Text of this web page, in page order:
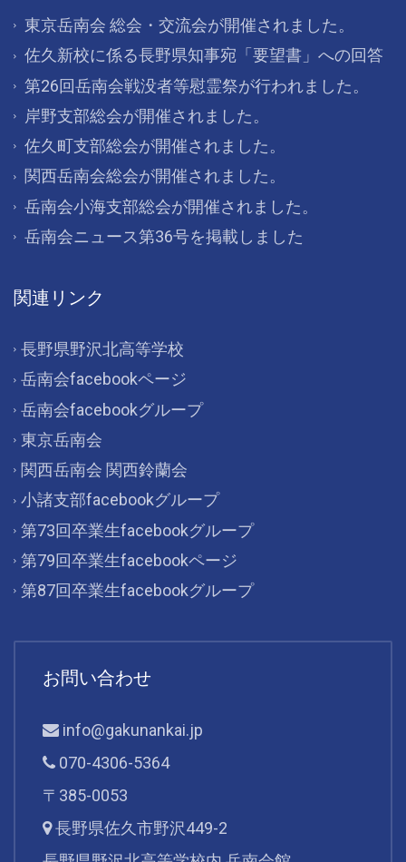
東京岳南会 総会・交流会が開催されました。
佐久新校に係る長野県知事宛「要望書」への回答
第26回岳南会戦没者等慰霊祭が行われました。
岸野支部総会が開催されました。
佐久町支部総会が開催されました。
関西岳南会総会が開催されました。
岳南会小海支部総会が開催されました。
岳南会ニュース第36号を掲載しました
関連リンク
長野県野沢北高等学校
岳南会facebookページ
岳南会facebookグループ
東京岳南会
関西岳南会 関西鈴蘭会
小諸支部facebookグループ
第73回卒業生facebookグループ
第79回卒業生facebookページ
第87回卒業生facebookグループ
お問い合わせ
info@gakunankai.jp
070-4306-5364
〒385-0053
長野県佐久市野沢449-2